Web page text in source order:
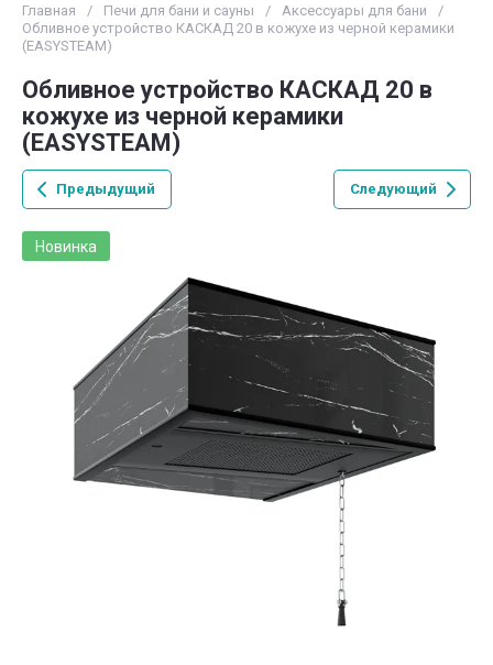
Главная / Печи для бани и сауны / Аксессуары для бани
/
Обливное устройство КАСКАД 20 в кожухе из черной керамики
(EASYSTEAM)
Обливное устройство КАСКАД 20 в
кожухе из черной керамики
(EASYSTEAM)
Предыдущий Следующий
Новинка